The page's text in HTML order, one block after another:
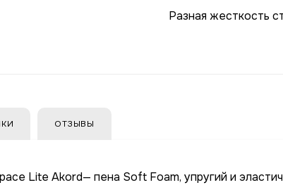
Разная жесткость
ОТЗЫВЫ
Lite Akord— пена Soft Foam, упругий и